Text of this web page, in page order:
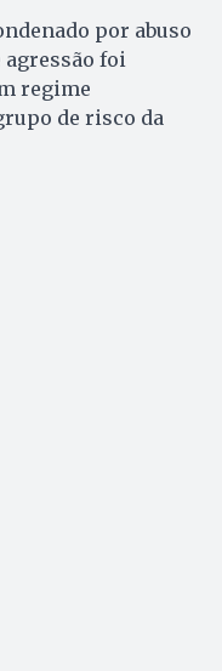
por abuso
agressão foi
regime
de risco da